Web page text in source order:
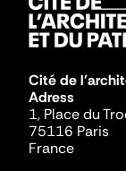
Cité de
Adress
1, Place du
75116 Paris
France